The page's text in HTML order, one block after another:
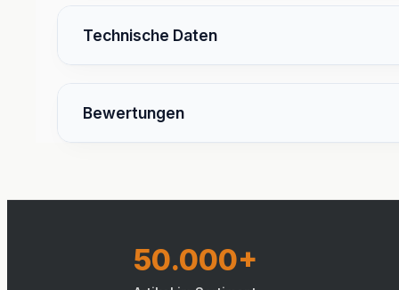
Technische Daten
Bewertungen
50.000+